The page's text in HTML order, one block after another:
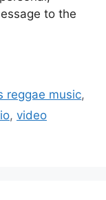
to the
reggae music,
, video